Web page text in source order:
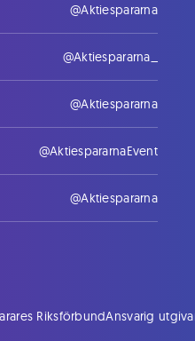
@Aktiespararna
@Aktiespararna_
@Aktiespararna
@AktiespararnaEvent
@Aktiespararna
RiksförbundAnsvarig